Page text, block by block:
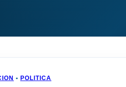
• POLITICA